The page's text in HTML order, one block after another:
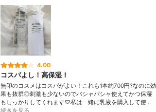
4.00
コスパよし！高保湿！
無印のコスメはコスパがよい！これも1本約700円?なのに効
果も抜群◎刺激も少ないのでバシャバシャ使えてかつ保湿
もしっかりしてくれます♡私は一緒に乳液を購入して使…
続きを見る